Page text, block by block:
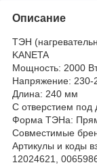
Описание
ТЭН
KANETA
Мощность: 2000
Напряжение: 230-
Длина: 240 мм
С отверстием под
Форма ТЭНа:
Совместимые
Артикулы и коды
12024621,